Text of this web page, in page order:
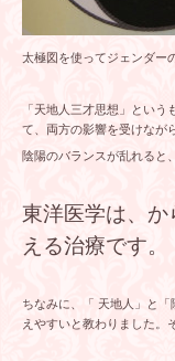
太極図を使ってジェンダー
「天地人三才思想」とい
て、両方の影響を受けなが
陰陽のバランスが乱れると
東洋医学は、
える治療です。
ちなみに、「 天地人」と
えやすいと教わりました。